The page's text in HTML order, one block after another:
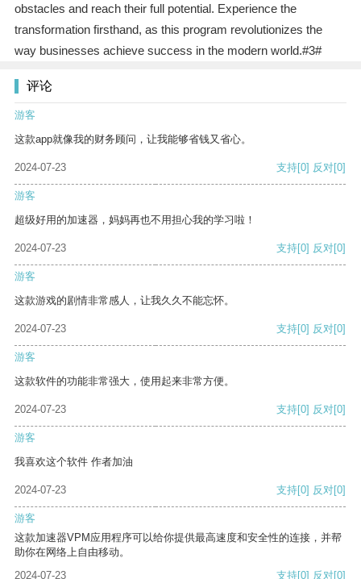
obstacles and reach their full potential. Experience the
transformation firsthand, as this program revolutionizes the
way businesses achieve success in the modern world.#3#
评论
游客
这款app就像我的财务顾问，让我能够省钱又省心。
2024-07-23 支持[0] 反对[0]
游客
超级好用的加速器，妈妈再也不用担心我的学习啦！
2024-07-23 支持[0] 反对[0]
游客
这款游戏的剧情非常感人，让我久久不能忘怀。
2024-07-23 支持[0] 反对[0]
游客
这款软件的功能非常强大，使用起来非常方便。
2024-07-23 支持[0] 反对[0]
游客
我喜欢这个软件 作者加油
2024-07-23 支持[0] 反对[0]
游客
这款加速器VPM应用程序可以给你提供最高速度和安全性的连接，并帮
助你在网络上自由移动。
2024-07-23
支持[0] 反对[0]